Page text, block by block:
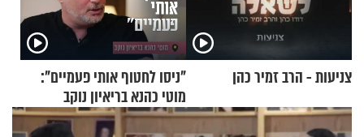
צניעות - הרב זמיר כהן
"ניסו לחטוף אותי פעמיים":
מוטי כהנא בריאיון נוקב